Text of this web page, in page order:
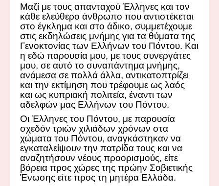
Μαζί με τους απανταχού Έλληνες και τον
κάθε ελεύθερο άνθρωπο που αντιστέκεται
στο έγκλημα και στο άδικο, συμμετέχουμε
στις εκδηλώσεις μνήμης για τα θύματα της
Γενοκτονίας των Ελλήνων του Πόντου. Και
η εδώ παρουσία μου, με τους συνεργάτες
μου, σε αυτό το συναπάντημα μνήμης,
ανάμεσα σε πολλά άλλα, αντικατοπτρίζει
και την εκτίμηση που τρέφουμε ως λαός
και ως κυπριακή πολιτεία, έναντι των
αδελφών μας Ελλήνων του Πόντου.
Οι Έλληνες του Πόντου, με παρουσία
σχεδόν τριών χιλιάδων χρόνων στα
χώματα του Πόντου, αναγκάστηκαν να
εγκαταλείψουν την πατρίδα τους και να
αναζητήσουν νέους προορισμούς, είτε
βόρεια προς χώρες της πρώην Σοβιετικής
Ένωσης είτε προς τη μητέρα Ελλάδα.